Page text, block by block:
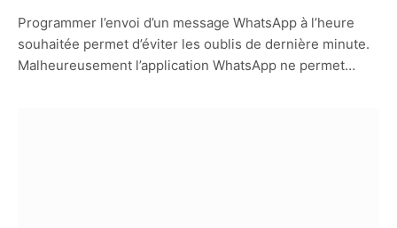
Programmer l’envoi d’un message WhatsApp à l’heure
souhaitée permet d’éviter les oublis de dernière minute.
Malheureusement l’application WhatsApp ne permet…